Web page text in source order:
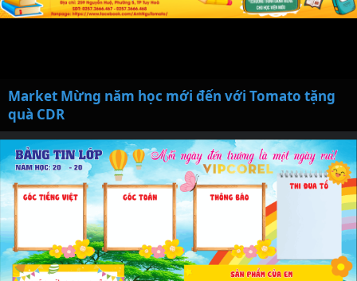
Market Mừng năm học mới đến với Tomato tặng
quà CDR